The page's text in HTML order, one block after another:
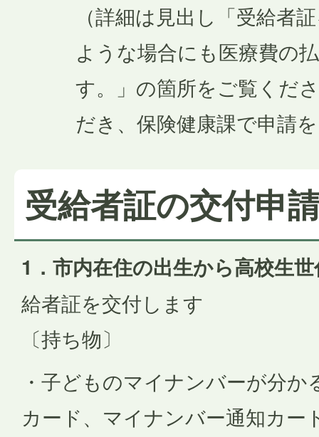
（詳細は見出し「受給者
ような場合にも医療費の
す。」の箇所をご覧くだ
だき、保険健康課で申請
受給者証の交付申
1．市内在住の出生から高校生
給者証を交付します
〔持ち物〕
・子どものマイナンバーが分
カード、マイナンバー通知カー